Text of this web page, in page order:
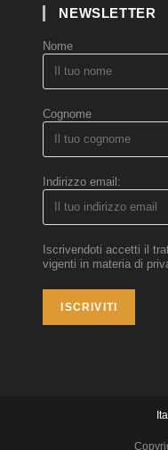
NEWSLETTER
Nome
Cognome
Indirizzo email:
Iscrivendoti accetti il
vigenti in materia di